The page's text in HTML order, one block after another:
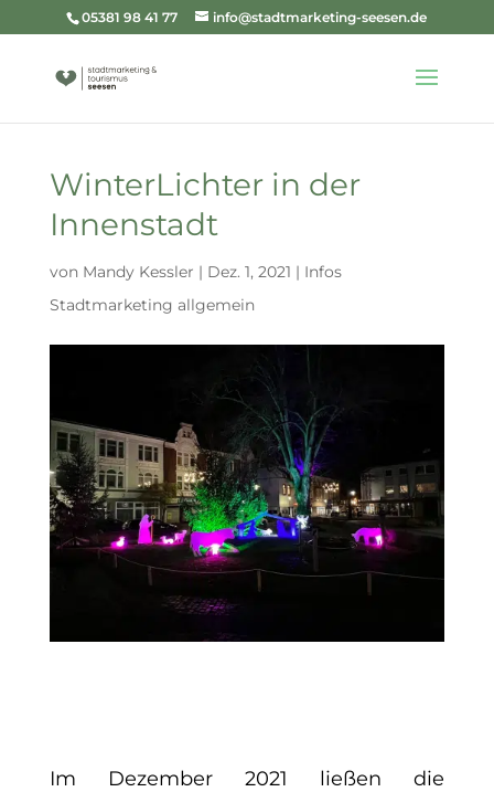
05381 98 41 77 info@stadtmarketing-seesen.de
WinterLichter in der
Innenstadt
von Mandy Kessler | Dez. 1, 2021 | Infos
Stadtmarketing allgemein
Im Dezember 2021 ließen die